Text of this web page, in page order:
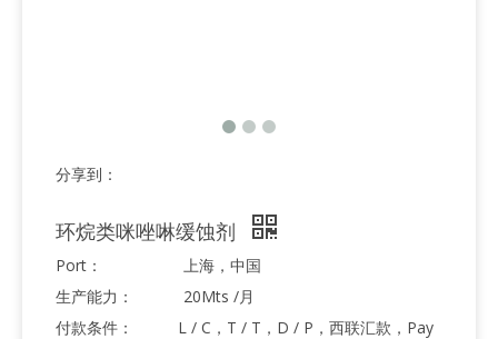
分享到：
环烷类咪唑啉缓蚀剂
Port：
上海，中国
生产能力：
20Mts /月
付款条件：
L / C，T / T，D / P，西联汇款，Pay